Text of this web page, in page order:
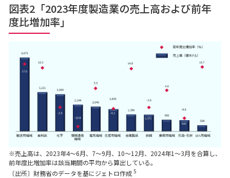
図表2「2023年度製造業の売上高および前年
度比増加率」
※売上高は、2023年4～6月、7～9月、10～12月、2024年1～3月を合算し、
前年度比増加率は該当期間の平均から算出している。
〔出所〕財務省のデータを基にジェトロ作成 5